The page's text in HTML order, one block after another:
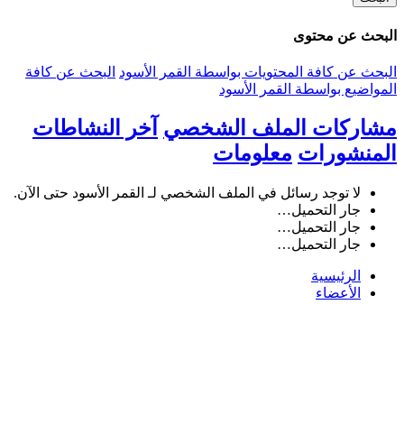
البحث عن محتوى
البحث عن كافة المحتويات بواسطة القمر الأسود البحث عن كافة
المواضيع بواسطة القمر الأسود
مشاركات الملف الشخصي آخر النشاطات
المنشورات معلومات
لا توجد رسائل في الملف الشخصي لـ القمر الأسود حتى الآن.
جار التحميل…
جار التحميل…
جار التحميل…
الرئيسية
الأعضاء